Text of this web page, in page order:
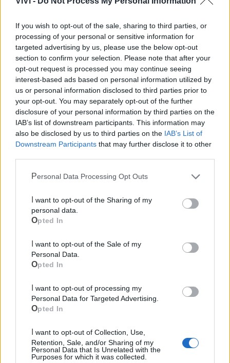
If you wish to opt-out of the sale, sharing to third parties, or
processing of your personal or sensitive information for
targeted advertising by us, please use the below opt-out
section to confirm your selection. Please note that after your
opt-out request is processed you may continue seeing
interest-based ads based on personal information utilized by
us or personal information disclosed to third parties prior to
your opt-out. You may separately opt-out of the further
disclosure of your personal information by third parties on the
IAB’s list of downstream participants. This information may
also be disclosed by us to third parties on the IAB’s List of
Downstream Participants that may further disclose it to other
Personal Data Processing Opt Outs
personal data.
Opted In
Personal Data.
Opted In
Personal Data for Targeted Advertising.
Opted In
Retention, Sale, and/or Sharing of my
Personal Data that Is Unrelated with the
Purposes for which it was collected.
Ufficio Postale
Guardia Medica
Canile
Polizia Locale